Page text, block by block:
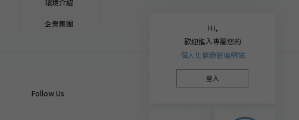
環境介紹
企業集團
Follow Us
Ｈi,
歡迎進入專屬您的
個人化健康管理網站
登入